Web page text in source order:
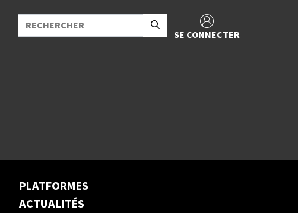
SE CONNECTER
PLATFORMES
ACTUALITÉS